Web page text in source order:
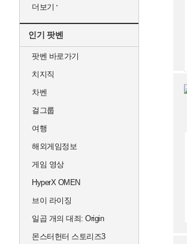
더보기
인기 팟벤
팟벤 바로가기
치지직
차벤
걸그룹
여행
해외게임정보
게임 영상
HyperX OMEN
브이 라이징
일곱 개의 대죄: Origin
몬스터헌터 스토리즈3